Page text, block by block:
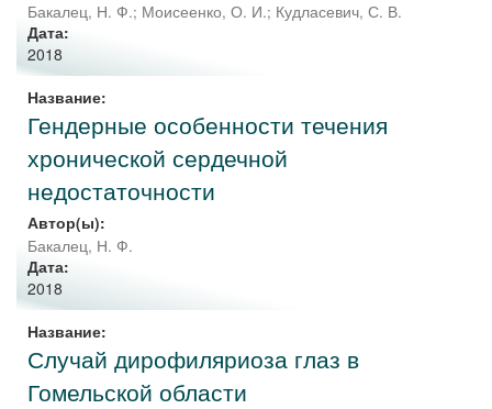
Бакалец, Н. Ф.; Моисеенко, О. И.; Кудласевич, С. В.
Дата:
2018
Название:
Гендерные особенности течения
хронической сердечной
недостаточности
Автор(ы):
Бакалец, Н. Ф.
Дата:
2018
Название:
Случай дирофиляриоза глаз в
Гомельской области